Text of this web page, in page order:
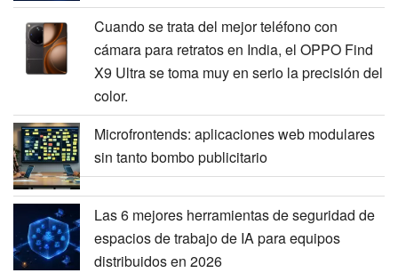
Cuando se trata del mejor teléfono con
cámara para retratos en India, el OPPO Find
X9 Ultra se toma muy en serio la precisión del
color.
Microfrontends: aplicaciones web modulares
sin tanto bombo publicitario
Las 6 mejores herramientas de seguridad de
espacios de trabajo de IA para equipos
distribuidos en 2026